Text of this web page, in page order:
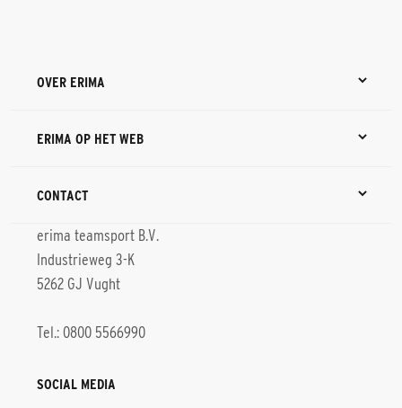
OVER ERIMA
ERIMA OP HET WEB
CONTACT
erima teamsport B.V.
Industrieweg 3-K
5262 GJ Vught
Tel.: 0800 5566990
SOCIAL MEDIA